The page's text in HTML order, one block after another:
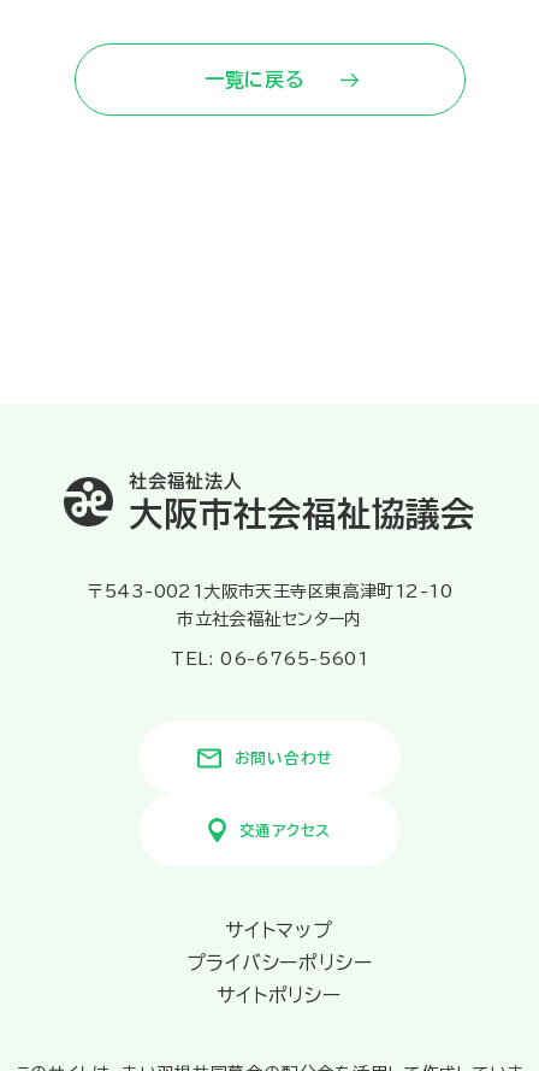
一覧に戻る
社会福祉法人
大阪市社会福祉協議会
〒543-0021大阪市天王寺区東高津町12-10
市立社会福祉センター内
TEL: 06-6765-5601
お問い合わせ
交通アクセス
サイトマップ
プライバシーポリシー
サイトポリシー